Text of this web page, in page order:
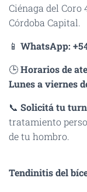
Ciénaga del Coro
Córdoba Capital.
📱 WhatsApp:
🕒Horarios de
Lunes a viernes
📞 Solicitá tu
tratamiento
de tu hombro.
Tendinitis del